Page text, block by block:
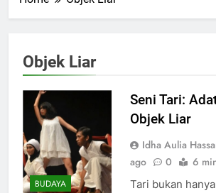
Objek Liar
BUDAYA
Seni Tari:
Objek Liar
Idha Aulia
ago
0 6
Tari bukan